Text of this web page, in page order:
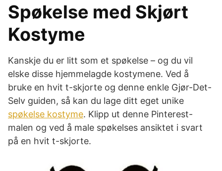
Spøkelse med Skjørt
Kostyme
Kanskje du er litt som et spøkelse – og du vil
elske disse hjemmelagde kostymene. Ved å
bruke en hvit t-skjorte og denne enkle Gjør-Det-
Selv guiden, så kan du lage ditt eget unike
spøkelse kostyme. Klipp ut denne Pinterest-
malen og ved å male spøkelses ansiktet i svart
på en hvit t-skjorte.